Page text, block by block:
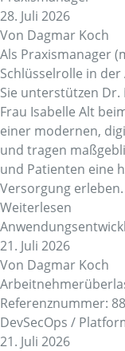
28. Juli 2026
Von Dagmar Koch
Als Praxismanager
Schlüsselrolle in
Sie unterstützen
Frau Isabelle Alt
einer modernen,
und tragen
und Patienten eine
Versorgung
Weiterlesen
21. Juli 2026
Von Dagmar Koch
Referenznummer:
DevSecOps /
21. Juli 2026